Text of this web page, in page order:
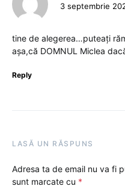
3 septembrie
tine de alegerea…puteați
așa,că DOMNUL Miclea
Reply
LASĂ UN RĂSPUNS
Adresa ta de email nu va fi
sunt marcate cu *